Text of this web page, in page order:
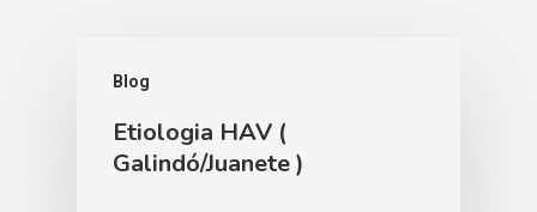
Blog
Etiologia HAV (
Galindó/Juanete )